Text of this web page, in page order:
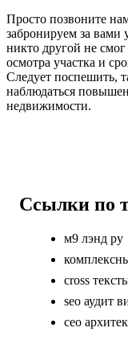
Просто позвоните
забронируем за вами
никто другой не
осмотра участка и
Следует поспешить,
наблюдаться
недвижимости.
Ссылки по
м9 лэнд ру
cross
seo аудит
сео